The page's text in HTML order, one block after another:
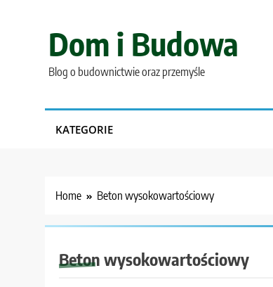
Dom i Budowa
Blog o budownictwie oraz przemyśle
KATEGORIE
Home Beton wysokowartościowy
Beton wysokowartościowy